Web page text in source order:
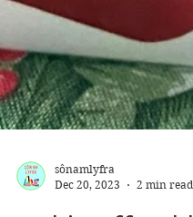
Dec 20, 2023
2 min read